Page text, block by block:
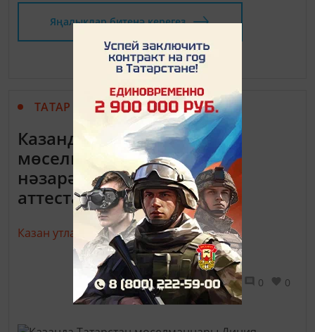
Яңалыклар битенә керегез
ТАТАР МАТБУГАТЫ
Казанда Татарстан
мөселманнары Диния
нәзарәтендә имамнар
аттестация уза
Казан утлары, 31 октябрь 2016 - 17:36
1675 0 0